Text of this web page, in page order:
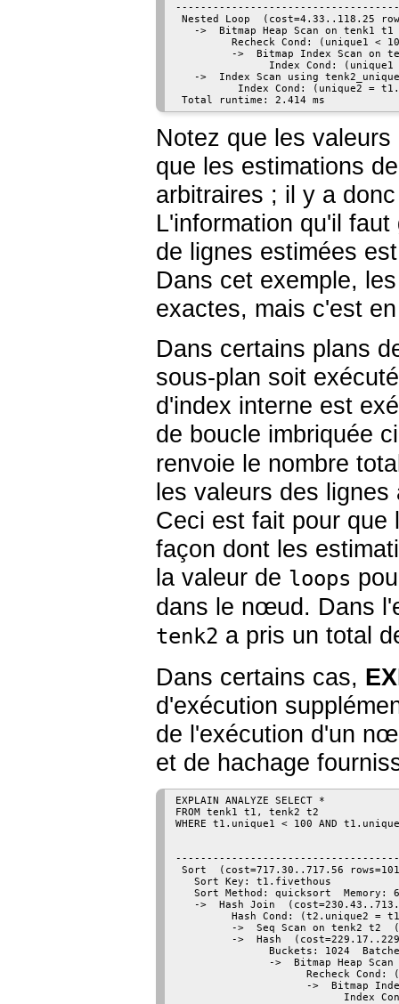
Nested Loop  (cost=4.33..118.25
->  Bitmap Heap Scan on tenk1
Recheck Cond: (unique1 <
->  Bitmap Index Scan on
Index Cond: (unique1
->  Index Scan using
Index Cond: (unique2 =
Total runtime: 2.414 ms
Notez que les valeurs
que les estimations
arbitraires ; il y a
L'information qu'il
de lignes estimées
Dans cet exemple,
exactes, mais c'est
Dans certains plans
sous-plan soit
d'index interne est
de boucle imbriquée
renvoie le nombre
les valeurs des
Ceci est fait pour que
façon dont les
la valeur de loops
dans le nœud. Dans
tenk2 a pris un total
Dans certains cas,
d'exécution
de l'exécution d'un
et de hachage
EXPLAIN ANALYZE SELECT *
FROM tenk1 t1, tenk2 t2
WHERE t1.unique1 < 100 AND
Sort  (cost=717.30..717.56
   Sort Key: t1.fivethous
Sort Method: quicksort  Memory:
->  Hash Join
Hash Cond: (t2.unique2 =
->  Seq Scan on tenk2 t2
->  Hash
Buckets: 1024
->  Bitmap Heap
Recheck Cond:
->  Bitmap
Index